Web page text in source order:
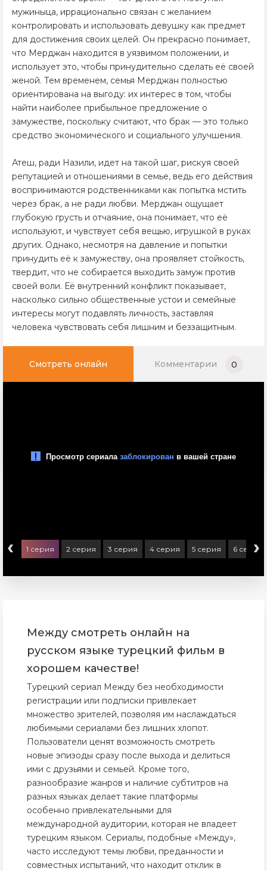
мужиныца, иррационально связан с желанием
контролировать и использовать девушку как предмет
для достижения своих целей. Он прекрасно понимает,
что Мерджан находится в уязвимом положении, и
использует это, чтобы принудительно сделать её своей
женой. Тем временем, семья Мерджан полностью
ориентирована на выгоду: их интерес в том, чтобы
найти наиболее прибыльное предложение о
замужестве, поскольку считают, что брак — это только
средство экономического и социального улучшения.
Атеш, ради Назили, идет на такой шаг, рискуя своей
репутацией и отношениями в семье, ведь его действия
воспринимаются родственниками как попытка мстить
через брак, а не ради любви. Мерджан ощущает
глубокую грусть и отчаяние, она понимает, что её
используют, и чувствует себя вещью, игрушкой в руках
других. Однако, несмотря на давление и попытки
принудить её к замужеству, она проявляет стойкость,
твердит, что не собирается выходить замуж против
своей воли. Её внутренний конфликт показывает,
насколько сильно общественные устои и семейные
интересы могут подавлять личность, заставляя
человека чувствовать себя лишним и беззащитным.
Смотреть онлайн Комментарии 0
‹ 1 серия 2 серия 3 серия 4 серия 5 серия 6 серия
›
Между смотреть онлайн на
русском языке турецкий фильм в
хорошем качестве!
Турецкий сериал Между без необходимости
регистрации или подписки привлекает
множество зрителей, позволяя им наслаждаться
любимыми сериалами без лишних хлопот.
Пользователи ценят возможность смотреть
новые эпизоды сразу после выхода и делиться
ими с друзьями и семьей. Кроме того,
разнообразие жанров и наличие субтитров на
разных языках делает такие платформы
особенно привлекательными для
международной аудитории, которая не владеет
турецким языком. Сериалы, подобные «Между»,
часто исследуют темы любви, преданности и
совместных испытаний, что находит отклик в